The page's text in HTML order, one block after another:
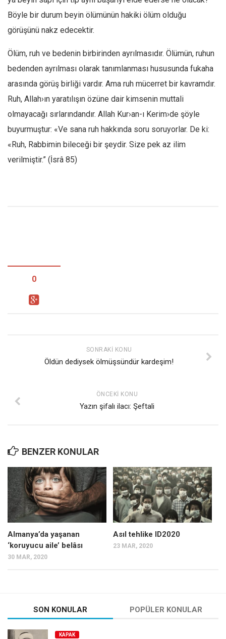
Böyle bir durum beyin ölümünün hakiki ölüm olduğu
görüşünü nakz edecektir.
Ölüm, ruh ve bedenin birbirinden ayrılmasıdır. Ölümün, ruhun
bedenden ayrılması olarak tanımlanması hususunda fukaha
arasında görüş birliği vardır. Ama ruh mücerret bir kavramdır.
Ruh, Allah›ın yaratılışın özüne dair kimsenin muttali
olmayacağı sırlarındandır. Allah Kur›an-ı Kerim›de şöyle
buyurmuştur: «Ve sana ruh hakkında soru soruyorlar. De ki:
«Ruh, Rabbimin bileceği bir şeydir. Size pek az ilim
verilmiştir.” (İsrâ 85)
0
SONRAKI KONU
Öldün dediysek ölmüşsündür kardeşim!
ÖNCEKI KONU
Yazın şifalı ilacı: Şeftali
BENZER KONULAR
Almanya’da yaşanan
‘koruyucu aile’ belâsı
30 MAR, 2020
Asıl tehlike ID2020
23 MAR, 2020
SON KONULAR POPÜLER KONULAR
KAPAK